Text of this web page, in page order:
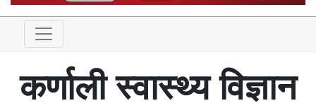
कर्णाली स्वास्थ्य विज्ञान